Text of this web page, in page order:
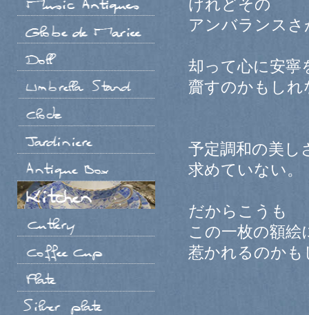
けれどその
アンバランスさ
却って心に安寧
齎すのかもしれ
予定調和の美し
求めていない。
だからこうも
この一枚の額絵
惹かれるのかも